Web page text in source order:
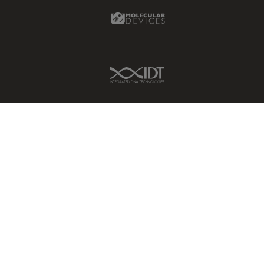
Molecular Devices Link
IDT Link